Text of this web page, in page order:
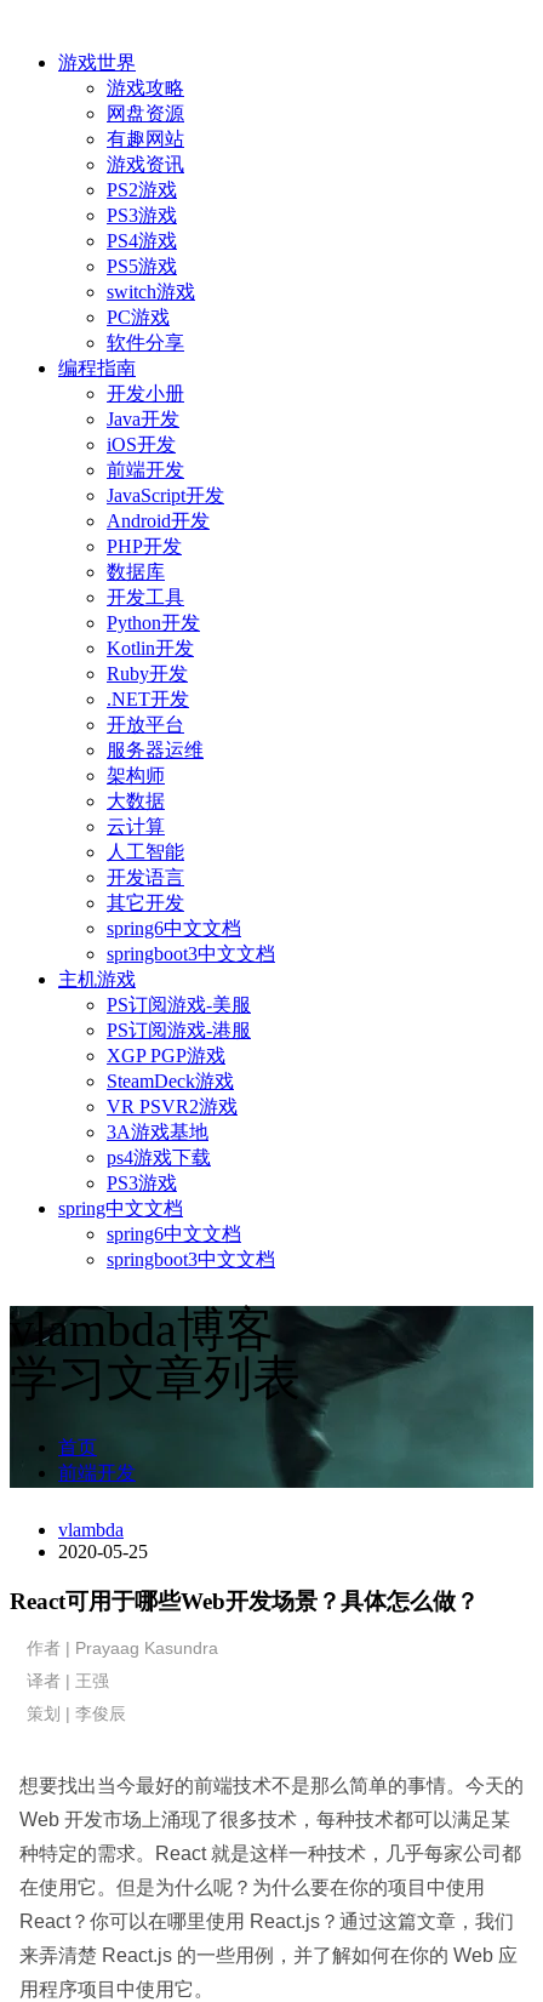
游戏世界
游戏攻略
网盘资源
有趣网站
游戏资讯
PS2游戏
PS3游戏
PS4游戏
PS5游戏
switch游戏
PC游戏
软件分享
编程指南
开发小册
Java开发
iOS开发
前端开发
JavaScript开发
Android开发
PHP开发
数据库
开发工具
Python开发
Kotlin开发
Ruby开发
.NET开发
开放平台
服务器运维
架构师
大数据
云计算
人工智能
开发语言
其它开发
spring6中文文档
springboot3中文文档
主机游戏
PS订阅游戏-美服
PS订阅游戏-港服
XGP PGP游戏
SteamDeck游戏
VR PSVR2游戏
3A游戏基地
ps4游戏下载
PS3游戏
spring中文文档
spring6中文文档
springboot3中文文档
vlambda博客
学习文章列表
首页
前端开发
vlambda
2020-05-25
React可用于哪些Web开发场景？具体怎么做？
作者 | Prayaag Kasundra
译者 | 王强
策划 | 李俊辰
想要找出当今最好的前端技术不是那么简单的事情。今天的
Web 开发市场上涌现了很多技术，每种技术都可以满足某
种特定的需求。React 就是这样一种技术，几乎每家公司都
在使用它。但是为什么呢？为什么要在你的项目中使用
React？你可以在哪里使用 React.js？通过这篇文章，我们
来弄清楚 React.js 的一些用例，并了解如何在你的 Web 应
用程序项目中使用它。